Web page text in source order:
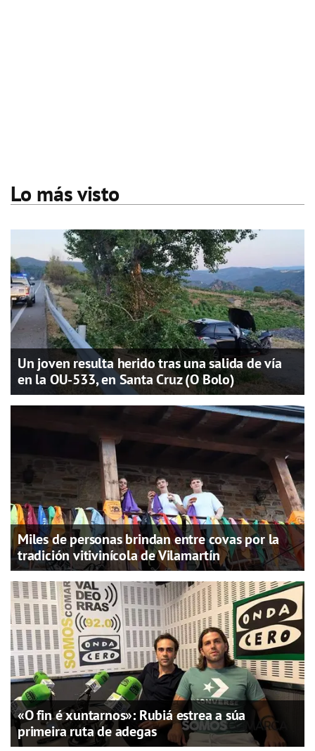
Lo más visto
Un joven resulta herido tras una salida de vía
en la OU-533, en Santa Cruz (O Bolo)
Miles de personas brindan entre covas por la
tradición vitivinícola de Vilamartín
«O fin é xuntarnos»: Rubiá estrea a súa
primeira ruta de adegas